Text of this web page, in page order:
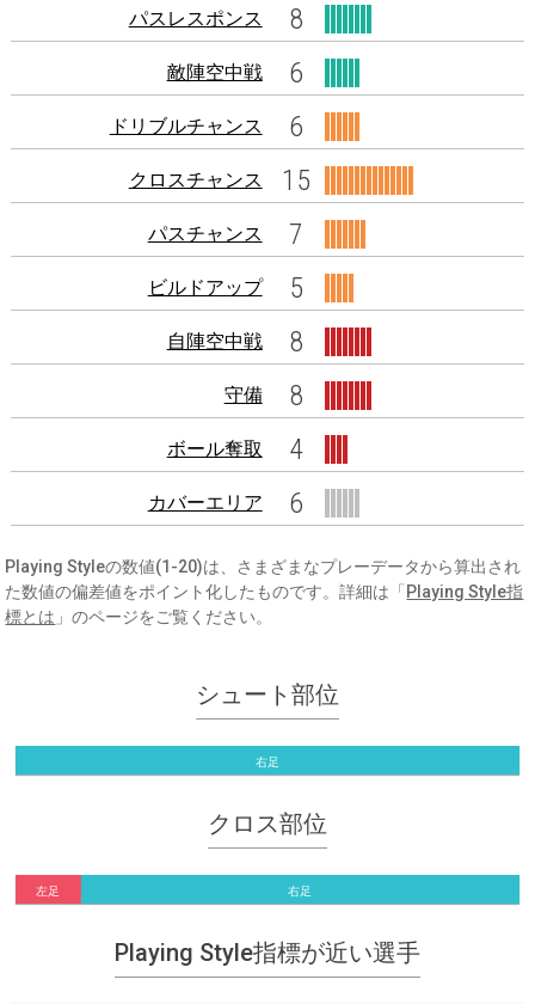
パスレスポンス 8
敵陣空中戦 6
ドリブルチャンス 6
クロスチャンス 15
パスチャンス 7
ビルドアップ 5
自陣空中戦 8
守備 8
ボール奪取 4
カバーエリア 6
Playing Styleの数値(1-20)は、さまざまなプレーデータから算出され
た数値の偏差値をポイント化したものです。詳細は「 Playing Style指
標とは 」のページをご覧ください。
シュート部位
右足
クロス部位
左足 右足
Playing Style指標が近い選手